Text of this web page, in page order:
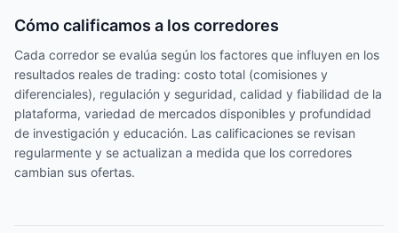
Cómo calificamos a los corredores
Cada corredor se evalúa según los factores que influyen en los
resultados reales de trading: costo total (comisiones y
diferenciales), regulación y seguridad, calidad y fiabilidad de la
plataforma, variedad de mercados disponibles y profundidad
de investigación y educación. Las calificaciones se revisan
regularmente y se actualizan a medida que los corredores
cambian sus ofertas.